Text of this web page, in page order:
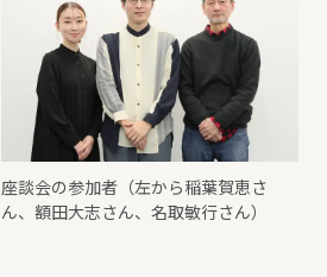
座談会の参加者（左から稲葉賀恵さ
ん、額田大志さん、名取敏行さん）